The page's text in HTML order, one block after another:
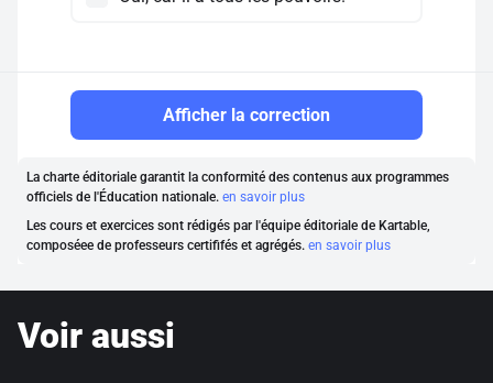
Afficher la correction
La charte éditoriale garantit la conformité des contenus aux programmes
officiels de l'Éducation nationale. en savoir plus
Les cours et exercices sont rédigés par l'équipe éditoriale de Kartable,
composéee de professeurs certififés et agrégés. en savoir plus
Voir aussi